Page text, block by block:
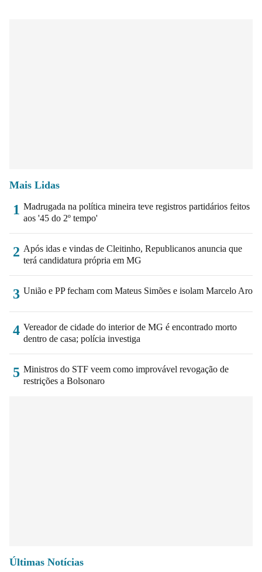
Mais Lidas
1 Madrugada na política mineira teve registros partidários feitos
aos '45 do 2º tempo'
2 Após idas e vindas de Cleitinho, Republicanos anuncia que
terá candidatura própria em MG
3 União e PP fecham com Mateus Simões e isolam Marcelo Aro
4 Vereador de cidade do interior de MG é encontrado morto
dentro de casa; polícia investiga
5 Ministros do STF veem como improvável revogação de
restrições a Bolsonaro
Últimas Notícias